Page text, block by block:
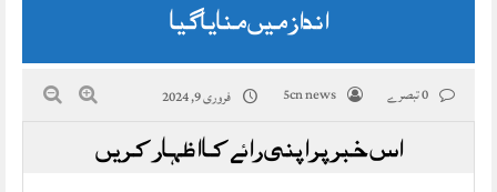
انداز میں منایا گیا
5cn news فروری 9, 2024
اس خبر پر اپنی رائے کا اظہار کریں